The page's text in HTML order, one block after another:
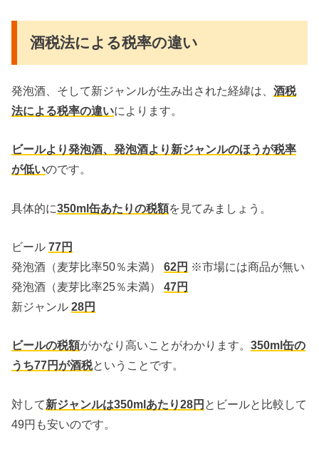
酒税法による税率の違い
発泡酒、そして新ジャンルが生み出された経緯は、酒税
法による税率の違いによります。
ビールより発泡酒、発泡酒より新ジャンルのほうが税率
が低いのです。
具体的に350ml缶あたりの税額を見てみましょう。
ビール77円
発泡酒（麦芽比率50％未満）62円 ※市場には商品が無い
発泡酒（麦芽比率25％未満）47円
新ジャンル28円
ビールの税額がかなり高いことがわかります。350ml缶の
うち77円が酒税ということです。
対して新ジャンルは350mlあたり28円 とビールと比較して
49円も安いのです。